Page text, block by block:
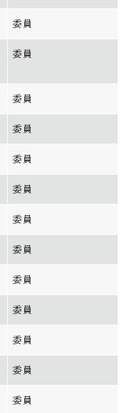
委員
委員
委員
委員
委員
委員
委員
委員
委員
委員
委員
委員
委員